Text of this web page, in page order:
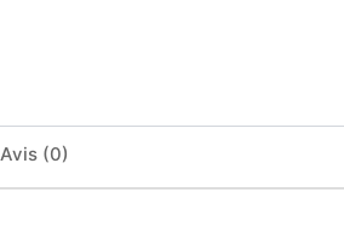
Avis (0)